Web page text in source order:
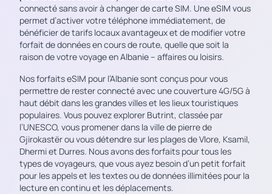
connecté sans avoir à changer de carte SIM. Une eSIM vous
permet d’activer votre téléphone immédiatement, de
bénéficier de tarifs locaux avantageux et de modifier votre
forfait de données en cours de route, quelle que soit la
raison de votre voyage en Albanie – affaires ou loisirs.
Nos forfaits eSIM pour l’Albanie sont conçus pour vous
permettre de rester connecté avec une couverture 4G/5G à
haut débit dans les grandes villes et les lieux touristiques
populaires. Vous pouvez explorer Butrint, classée par
l’UNESCO, vous promener dans la ville de pierre de
Gjirokastër ou vous détendre sur les plages de Vlore, Ksamil,
Dhermi et Durres. Nous avons des forfaits pour tous les
types de voyageurs, que vous ayez besoin d’un petit forfait
pour les appels et les textes ou de données illimitées pour la
lecture en continu et les déplacements.